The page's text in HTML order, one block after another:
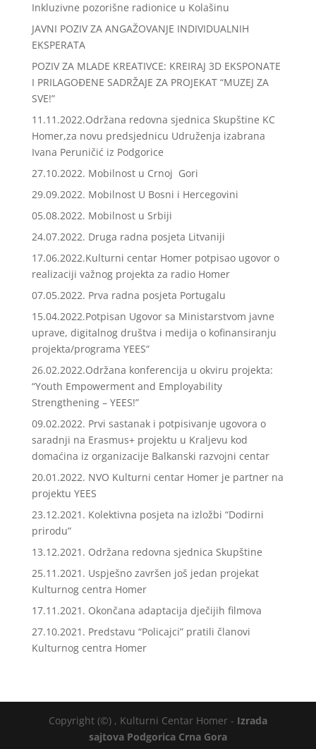
Inkluzivne pozorišne radionice u Kolašinu
JAVNI POZIV ZA ANGAŽOVANJE INDIVIDUALNIH
EKSPERATA
POZIV ZA MLADE KREATIVCE: KREIRAJ 3D EKSPONATE
I PRILAGOĐENE SADRŽAJE ZA PROJEKAT “MUZEJ ZA
SVE!”
11.11.2022.Održana redovna sjednica Skupštine KC
Homer,za novu predsjednicu Udruženja izabrana
Ivana Peruničić iz Podgorice
27.10.2022. Mobilnost u Crnoj Gori
29.09.2022. Mobilnost U Bosni i Hercegovini
05.08.2022. Mobilnost u Srbiji
24.07.2022. Druga radna posjeta Litvaniji
17.06.2022.Kulturni centar Homer potpisao ugovor o
realizaciji važnog projekta za radio Homer
07.05.2022. Prva radna posjeta Portugalu
15.04.2022.Potpisan Ugovor sa Ministarstvom javne
uprave, digitalnog društva i medija o kofinansiranju
projekta/programa YEES“
26.02.2022.Održana konferencija u okviru projekta:
“Youth Empowerment and Employability
Strengthening – YEES!”
09.02.2022. Prvi sastanak i potpisivanje ugovora o
saradnji na Erasmus+ projektu u Kraljevu kod
domaćina iz organizacije Balkanski razvojni centar
20.01.2022. NVO Kulturni centar Homer je partner na
projektu YEES
23.12.2021. Kolektivna posjeta na izložbi “Dodirni
prirodu”
13.12.2021. Održana redovna sjednica Skupštine
25.11.2021. Uspješno završen još jedan projekat
Kulturnog centra Homer
17.11.2021. Okončana adaptacija dječijih filmova
27.10.2021. Predstavu “Policajci” pratili članovi
Kulturnog centra Homer
Copyright (©) , Kulturni Centar Homer - Izrada
sajtova Podgorica Crna Gora